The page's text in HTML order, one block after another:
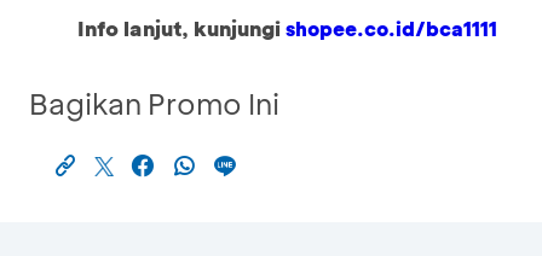
Info lanjut, kunjungishopee.co.id/bca1111
Bagikan Promo Ini